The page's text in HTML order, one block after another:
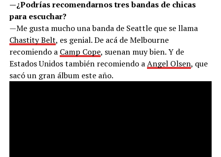
—¿Podrías recomendarnos tres bandas de chicas
para escuchar?
—Me gusta mucho una banda de Seattle que se llama
Chastity Belt, es genial. De acá de Melbourne
recomiendo a Camp Cope, suenan muy bien. Y de
Estados Unidos también recomiendo aAngel Olsen, que
sacó un gran álbum este año.